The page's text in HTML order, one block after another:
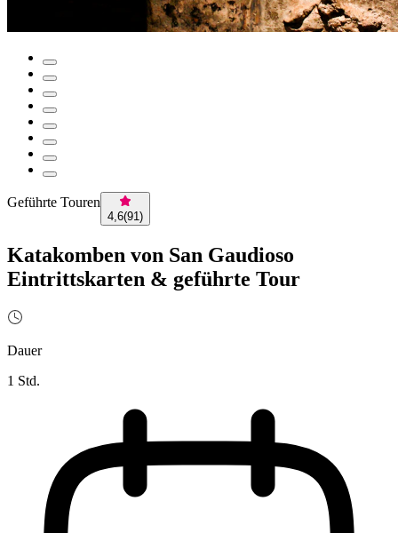
Geführte Touren
4,6(91)
Katakomben von San Gaudioso
Eintrittskarten & geführte Tour
Dauer
1 Std.